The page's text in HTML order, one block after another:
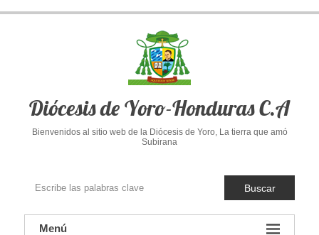
Diócesis de Yoro-Honduras C.A
Bienvenidos al sitio web de la Diócesis de Yoro, La tierra que amó
Subirana
Buscar
Menú